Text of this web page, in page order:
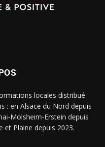
locales distribué
: en Alsace du Nord depuis
Molsheim-Erstein depuis
et Plaine depuis 2023.